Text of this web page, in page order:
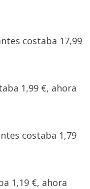
costaba 17,99
1,99 €, ahora
costaba 1,79
1,19 €, ahora